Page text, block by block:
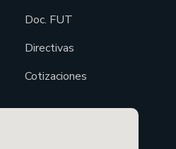
Doc. FUT
Directivas
Cotizaciones